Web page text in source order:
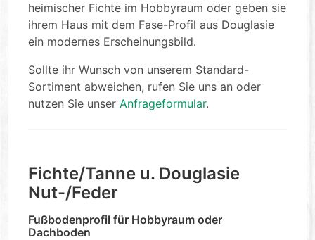
heimischer Fichte im Hobbyraum oder geben sie
ihrem Haus mit dem Fase-Profil aus Douglasie
ein modernes Erscheinungsbild.
Sollte ihr Wunsch von unserem Standard-
Sortiment abweichen, rufen Sie uns an oder
nutzen Sie unser Anfrageformular.
Fichte/Tanne u. Douglasie
Nut-/Feder
Fußbodenprofil für Hobbyraum oder
Dachboden